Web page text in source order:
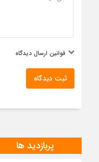
قوانین ارسال دیدگاه
ثبت دیدگاه
پربازدید ها